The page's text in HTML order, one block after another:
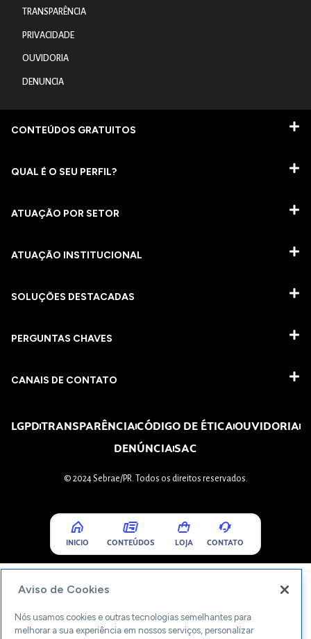
TRANSPARÊNCIA
PRIVACIDADE
OUVIDORIA
DENUNCIA
CONTEÚDOS GRATUITOS
QUAL É O SEU PERFIL?
ATUAÇÃO POR SETOR
ATUAÇÃO INSTITUCIONAL
SOLUÇÕES DESTACADAS
PERGUNTAS CHAVES​
CANAIS DE CONTATO
LGPDTRANSPARÊNCIACÓDIGO DE ÉTICAOUVIDORIA
DENÚNCIASAC
© 2024 Sebrae/PR. Todos os direitos reservados.
INICIO CONTEÚDOS LOJA CONTATO
Aviso de Cookies
Nós usamos cookies e outras tecnologias semelhantes para
melhorar a sua experiência em nossos serviços, personalizar